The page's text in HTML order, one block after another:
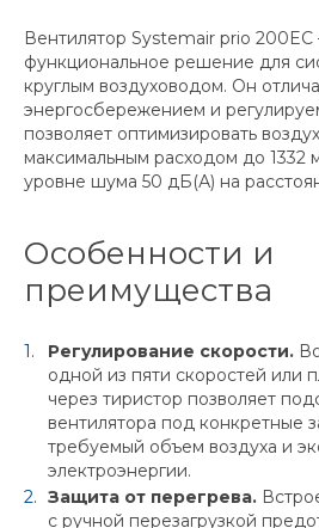
Вентилятор Systemair prio
функциональное решение для
круглым воздуховодом. Он
энергосбережением и
позволяет оптимизировать
максимальным расходом до 1332
уровне шума 50 дБ(А) на
Особенности и
преимущества
Регулирование скорости.
одной из пяти скоростей или
через тиристор позволяет
вентилятора под конкретные
требуемый объем воздуха и
электроэнергии.
Защита от перегрева.
с ручной перезагрузкой